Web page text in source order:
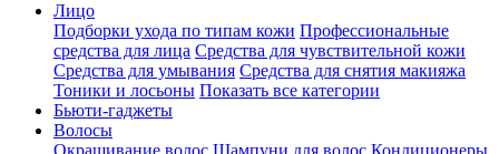
Лицо
Подборки ухода по типам кожи Профессиональные
средства для лица Средства для чувствительной кожи
Средства для умывания Средства для снятия макияжа
Тоники и лосьоны Показать все категории
Бьюти-гаджеты
Волосы
Окрашивание волос Шампуни для волос Кондиционеры